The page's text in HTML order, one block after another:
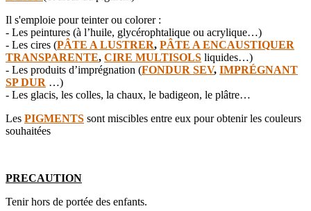
Il s'emploie pour teinter ou colorer :
- Les peintures (à l’huile, glycérophtalique ou acrylique…)
- Les cires (PÂTE A LUSTRER, PÂTE A ENCAUSTIQUER
TRANSPARENTE, CIRE MULTISOLS liquides…)
- Les produits d’imprégnation (FONDUR SEV, IMPRÉGNANT
SP DUR …)
- Les glacis, les colles, la chaux, le badigeon, le plâtre…
Les PIGMENTS sont miscibles entre eux pour obtenir les couleurs
souhaitées
PRECAUTION
Tenir hors de portée des enfants.